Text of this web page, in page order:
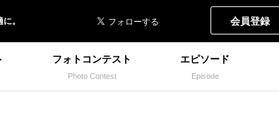
。 会員登録
フォトコンテスト
Photo Contest
エピソード
Episode